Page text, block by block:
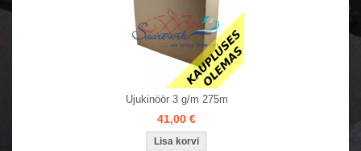
Ujukinöör 3 g/m 275m
41,00 €